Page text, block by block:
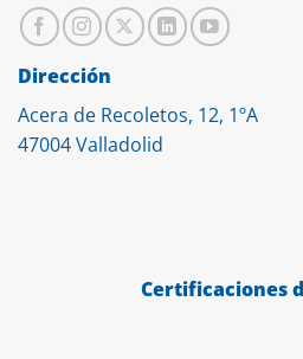
Dirección
Acera de Recoletos, 12, 1ºA
47004 Valladolid
Certificaciones